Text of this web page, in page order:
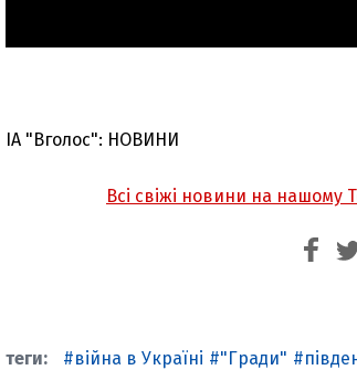
ІА "Вголос": НОВИНИ
Всі свіжі новини на нашому
війна в Україні "Гради"